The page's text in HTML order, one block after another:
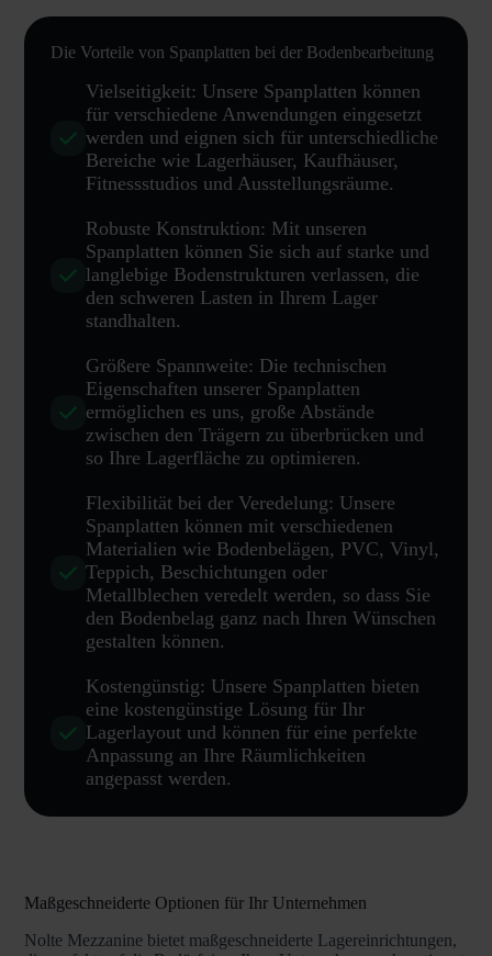
Die Vorteile von Spanplatten bei der Bodenbearbeitung
Vielseitigkeit: Unsere Spanplatten können
für verschiedene Anwendungen eingesetzt
werden und eignen sich für unterschiedliche
Bereiche wie Lagerhäuser, Kaufhäuser,
Fitnessstudios und Ausstellungsräume.
Robuste Konstruktion: Mit unseren
Spanplatten können Sie sich auf starke und
langlebige Bodenstrukturen verlassen, die
den schweren Lasten in Ihrem Lager
standhalten.
Größere Spannweite: Die technischen
Eigenschaften unserer Spanplatten
ermöglichen es uns, große Abstände
zwischen den Trägern zu überbrücken und
so Ihre Lagerfläche zu optimieren.
Flexibilität bei der Veredelung: Unsere
Spanplatten können mit verschiedenen
Materialien wie Bodenbelägen, PVC, Vinyl,
Teppich, Beschichtungen oder
Metallblechen veredelt werden, so dass Sie
den Bodenbelag ganz nach Ihren Wünschen
gestalten können.
Kostengünstig: Unsere Spanplatten bieten
eine kostengünstige Lösung für Ihr
Lagerlayout und können für eine perfekte
Anpassung an Ihre Räumlichkeiten
angepasst werden.
Maßgeschneiderte Optionen für Ihr Unternehmen
Nolte Mezzanine bietet maßgeschneiderte Lagereinrichtungen,